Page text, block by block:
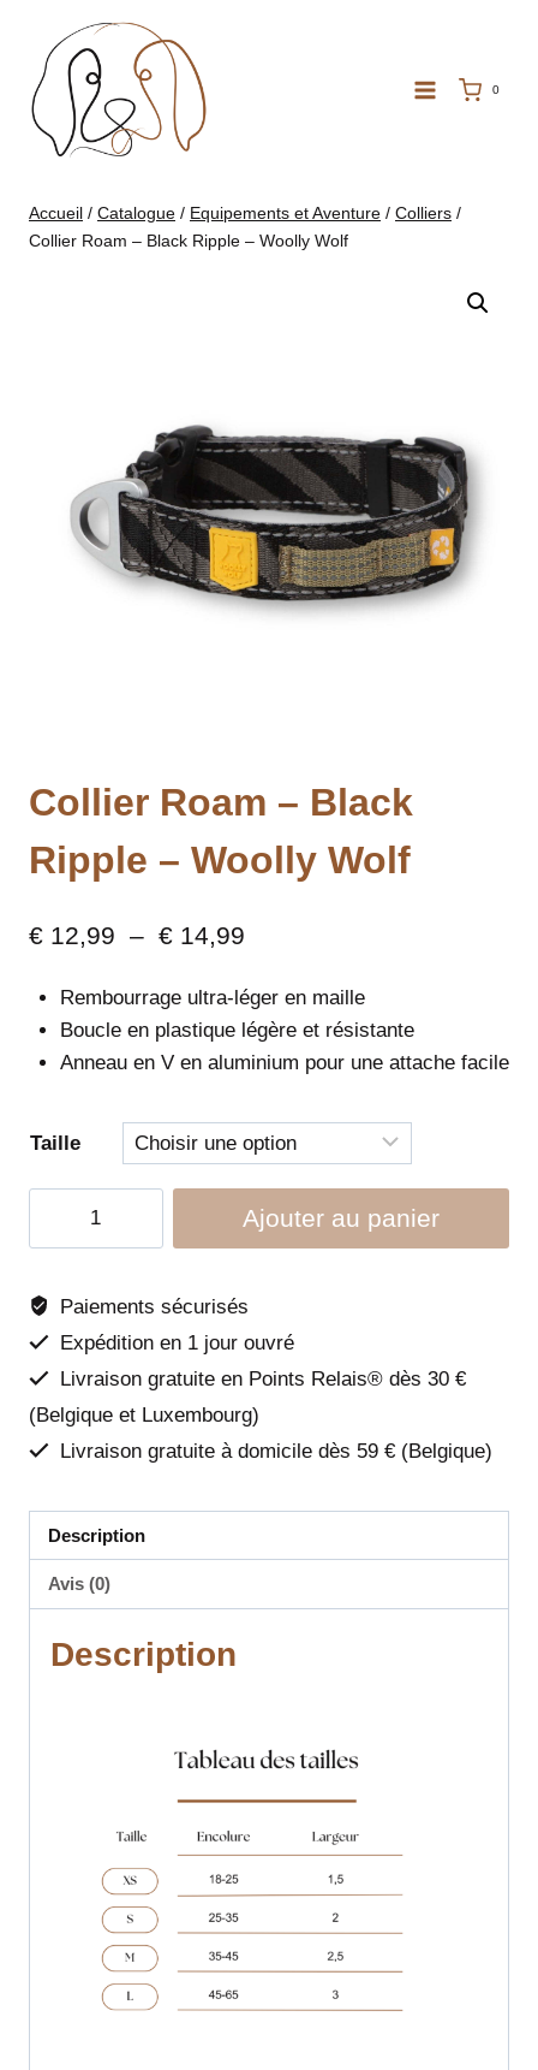
contenu
0
Accueil / Catalogue / Equipements et Aventure / Colliers /
Collier Roam – Black Ripple – Woolly Wolf
Collier Roam – Black
Ripple – Woolly Wolf
€ 12,99 – € 14,99
prix :
€ 12,99
€ 14,99
Rembourrage ultra-léger en maille
Boucle en plastique légère et résistante
Anneau en V en aluminium pour une attache facile
Taille
Roam
Black
-
Woolly
Ajouter au panier
Paiements sécurisés
Expédition en 1 jour ouvré
Livraison gratuite en Points Relais® dès 30 €
(Belgique et Luxembourg)
Livraison gratuite à domicile dès 59 € (Belgique)
Description
Avis (0)
Description